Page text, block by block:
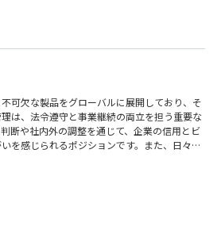
可欠な製品をグローバルに展開しており、そ
は、法令遵守と事業継続の両立を担う重要な
断や社内外の調整を通じて、企業の信用とビ
を感じられるポジションです。また、日々変
する中で、専門性を高め続けられる環境があ
来的には輸出管理体制の高度化やメンバーマ
いただくことを期待しています。また、キャ
ング・予算管理・営業DXなど幅広い領域で事